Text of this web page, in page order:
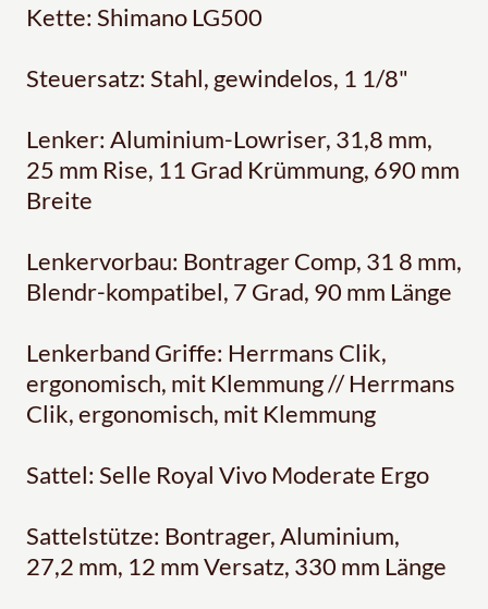
Kette: Shimano LG500
Steuersatz: Stahl, gewindelos, 1 1/8"
Lenker: Aluminium-Lowriser, 31,8 mm,
25 mm Rise, 11 Grad Krümmung, 690 mm
Breite
Lenkervorbau: Bontrager Comp, 31 8 mm,
Blendr-kompatibel, 7 Grad, 90 mm Länge
Lenkerband Griffe: Herrmans Clik,
ergonomisch, mit Klemmung // Herrmans
Clik, ergonomisch, mit Klemmung
Sattel: Selle Royal Vivo Moderate Ergo
Sattelstütze: Bontrager, Aluminium,
27,2 mm, 12 mm Versatz, 330 mm Länge